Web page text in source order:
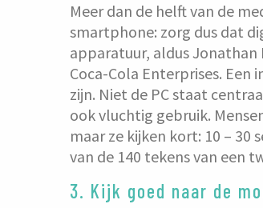
Meer dan de helft van de
smartphone: zorg dus dat
apparatuur, aldus
Coca-Cola Enterprises.
zijn. Niet de PC staat
ook vluchtig gebruik.
maar ze kijken kort: 10 – 30
van de 140 tekens van een
3. Kijk goed naar de